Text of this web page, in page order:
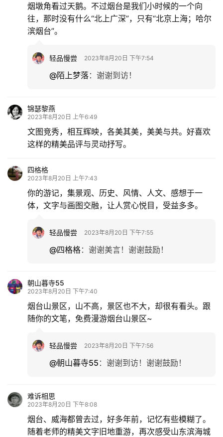
烟墩角看过天鹅。不过烟台是我们小时候的一个向
往，那时没有什么“北上广深”，只有“北京上海；哈尔
滨烟台”。
轻品慢尝 2023年8月20日 下午7:54
@陌上梦落： 谢谢到访！
锦瑟黎燕
2023年8月20日 上午6:49
文图竞秀，相互辉映，各美其美，美美与共。好喜欢
这样的精美品评与灵动抒写。
四格格
2023年8月20日 上午7:43
你的游记，集景观、历史、风情、人文、感想于一
体，文字与画图交融，让人赏心悦目，受益多多。
轻品慢尝 2023年8月20日 下午7:55
@四格格： 谢谢美言！谢谢鼓励！
朝山暮寺55
2023年8月20日 下午7:40
烟台山景区，山不高，景区也不大，却很有看头。跟
随你的文笔，免费漫游烟台山景区~
轻品慢尝 2023年8月20日 下午7:56
@朝山暮寺55 ： 谢谢到访！谢谢鼓励！
难诉相思
2023年8月20日 下午8:08
烟台、威海都曾去过，好多年前，记忆有些模糊了。
随着老师的精美文字旧地重游，再次感受山东滨海城